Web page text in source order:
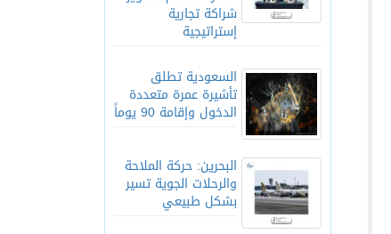
شراكة تجارية
إستراتيجية
السعودية تطلق
تأشيرة عمرة متعددة
الدخول وإقامة 90 يوماً
البحرين: حركة الملاحة
والرحلات الجوية تسير
بشكل طبيعي